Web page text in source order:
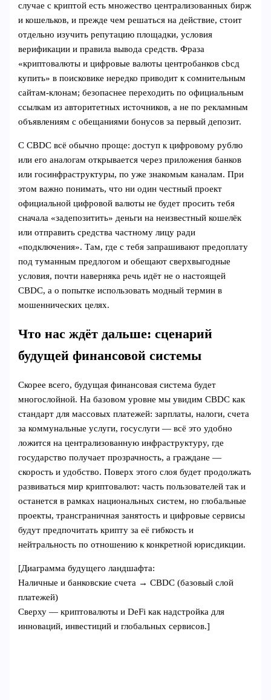
случае с криптой есть множество централизованных бирж
и кошельков, и прежде чем решаться на действие, стоит
отдельно изучить репутацию площадки, условия
верификации и правила вывода средств. Фраза
«криптовалюты и цифровые валюты центробанков cbcд
купить» в поисковике нередко приводит к сомнительным
сайтам-клонам; безопаснее переходить по официальным
ссылкам из авторитетных источников, а не по рекламным
объявлениям с обещаниями бонусов за первый депозит.
С CBDC всё обычно проще: доступ к цифровому рублю
или его аналогам открывается через приложения банков
или госинфраструктуры, по уже знакомым каналам. При
этом важно понимать, что ни один честный проект
официальной цифровой валюты не будет просить тебя
сначала «задепозитить» деньги на неизвестный кошелёк
или отправить средства частному лицу ради
«подключения». Там, где с тебя запрашивают предоплату
под туманным предлогом и обещают сверхвыгодные
условия, почти наверняка речь идёт не о настоящей
CBDC, а о попытке использовать модный термин в
мошеннических целях.
Что нас ждёт дальше: сценарий
будущей финансовой системы
Скорее всего, будущая финансовая система будет
многослойной. На базовом уровне мы увидим CBDC как
стандарт для массовых платежей: зарплаты, налоги, счета
за коммунальные услуги, госуслуги — всё это удобно
ложится на централизованную инфраструктуру, где
государство получает прозрачность, а граждане —
скорость и удобство. Поверх этого слоя будет продолжать
развиваться мир криптовалют: часть пользователей так и
останется в рамках национальных систем, но глобальные
проекты, трансграничная занятость и цифровые сервисы
будут предпочитать крипту за её гибкость и
нейтральность по отношению к конкретной юрисдикции.
[Диаграмма будущего ландшафта:
Наличные и банковские счета → CBDC (базовый слой
платежей)
Сверху — криптовалюты и DeFi как надстройка для
инноваций, инвестиций и глобальных сервисов.]